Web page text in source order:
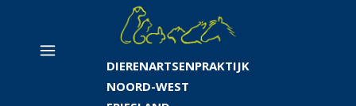
DIERENARTSENPRAKTIJK
NOORD-WEST